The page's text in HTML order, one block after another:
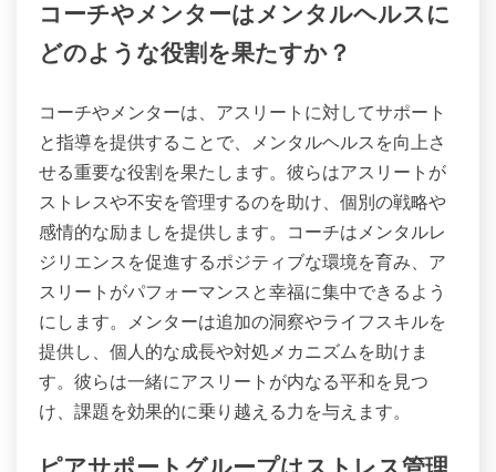
アスリートはどのように個人的な
か？
アスリートは、自分の課題を理解している信頼でき
る個人との関係を育むことで、個人的なサポートシ
ステムを作成できます。このネットワークにはコー
チ、チームメイト、家族、メンタルヘルスの専門家
が含まれることがあります。オープンなコミュニケ
ーションに参加し、経験を共有することで、感情的
なレジリエンスが向上します。これらのサポーター
との定期的なチェックインのルーチンを確立するこ
ます。さらに、マインドフルネスの実践を取り入れ